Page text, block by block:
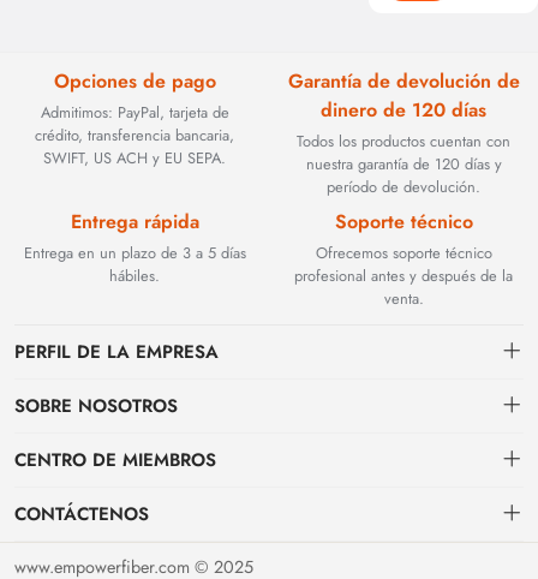
Opciones de pago
Admitimos: PayPal, tarjeta de
crédito, transferencia bancaria,
SWIFT, US ACH y EU SEPA.
Garantía de devolución de
dinero de 120 días
Todos los productos cuentan con
nuestra garantía de 120 días y
período de devolución.
Entrega rápida
Entrega en un plazo de 3 a 5 días
hábiles.
Soporte técnico
Ofrecemos soporte técnico
profesional antes y después de la
venta.
PERFIL DE LA EMPRESA
Fundada en 2002, BEYOND TECHNOLOGY INTERNATIONAL LIMITED
rendimiento. Con la evolución de las redes industriales, ampliamos
de automatización industrial, incluyendo módulos PLC, HMI (interfaces
SOBRE NOSOTROS
Contacto
Condiciones de pago & facturación
CENTRO DE MIEMBROS
centro personal
Mi pedido
CONTÁCTENOS
sales@empowerfiber.com
www.empowerfiber.com © 2025